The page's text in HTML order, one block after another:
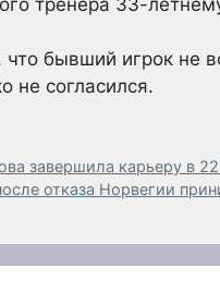
что бывший игрок
не согласился.
завершила карьеру в
отказа Норвегии